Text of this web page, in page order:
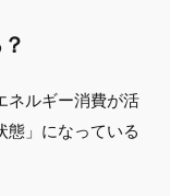
ネルギー消費が活
態」になっている